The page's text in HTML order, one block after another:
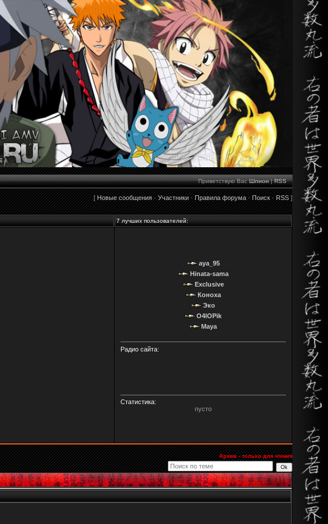
Приветствую Вас Шпион|RSS
[Новые сообщения·Участники·Правила форума·Поиск·RSS]
7 лучших пользователей:
aya_95
Hinata-sama
Exclusive
Коноха
Эко
O4IOPik
Maya
Радио сайта:
Статистика:
пусто
Архив - только для чтения